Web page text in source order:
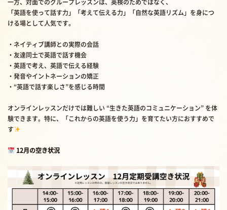
一方、対面でのグループレッスンは、英検のためではなく、
「英語を使って話す力」「考えて伝える力」「自然な英語リズム」を身につ
ける場として人気です。
・ネイティブ講師との実際の会話
・友達同士で英語で話す機会
・英語で考え、英語で伝える経験
・発音やイントネーションの矯正
・“英語で話す楽しさ”を感じる時間
オンラインレッスンだけでは難しい “生きた英語のコミュニケーション” を体
験できます。特に、「これからの英語を使う力」を育てたい方におすすめで
す
12月の空き状況